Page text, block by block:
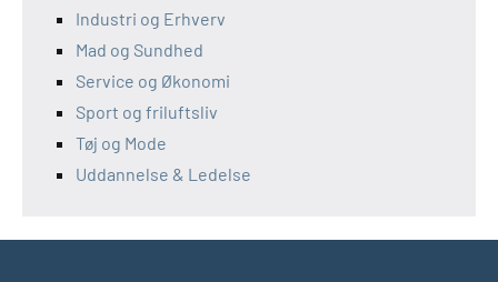
Industri og Erhverv
Mad og Sundhed
Service og Økonomi
Sport og friluftsliv
Tøj og Mode
Uddannelse & Ledelse